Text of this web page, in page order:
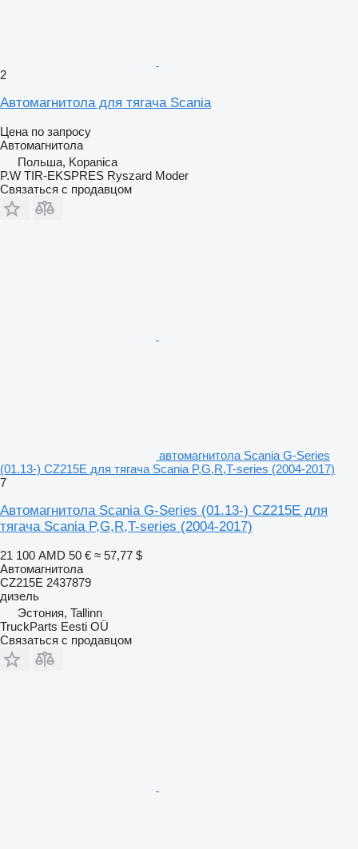
2
Автомагнитола для тягача Scania
Цена по запросу
Автомагнитола
Польша, Kopanica
P.W TIR-EKSPRES Ryszard Moder
Связаться с продавцом
автомагнитола Scania G-Series
(01.13-) CZ215E для тягача Scania P,G,R,T-series (2004-2017)
7
Автомагнитола Scania G-Series (01.13-) CZ215E для
тягача Scania P,G,R,T-series (2004-2017)
21 100 AMD 50 € ≈ 57,77 $
Автомагнитола
CZ215E 2437879
дизель
Эстония, Tallinn
TruckParts Eesti OÜ
Связаться с продавцом